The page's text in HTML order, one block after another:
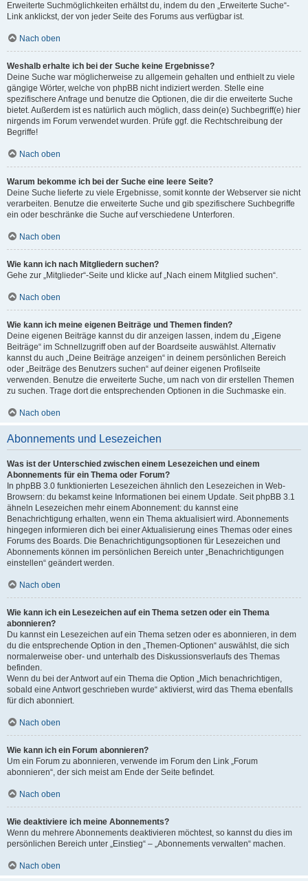
Erweiterte Suchmöglichkeiten erhältst du, indem du den „Erweiterte Suche“-
Link anklickst, der von jeder Seite des Forums aus verfügbar ist.
Nach oben
Weshalb erhalte ich bei der Suche keine Ergebnisse?
Deine Suche war möglicherweise zu allgemein gehalten und enthielt zu viele
gängige Wörter, welche von phpBB nicht indiziert werden. Stelle eine
spezifischere Anfrage und benutze die Optionen, die dir die erweiterte Suche
bietet. Außerdem ist es natürlich auch möglich, dass dein(e) Suchbegriff(e) hier
nirgends im Forum verwendet wurden. Prüfe ggf. die Rechtschreibung der
Begriffe!
Nach oben
Warum bekomme ich bei der Suche eine leere Seite?
Deine Suche lieferte zu viele Ergebnisse, somit konnte der Webserver sie nicht
verarbeiten. Benutze die erweiterte Suche und gib spezifischere Suchbegriffe
ein oder beschränke die Suche auf verschiedene Unterforen.
Nach oben
Wie kann ich nach Mitgliedern suchen?
Gehe zur „Mitglieder“-Seite und klicke auf „Nach einem Mitglied suchen“.
Nach oben
Wie kann ich meine eigenen Beiträge und Themen finden?
Deine eigenen Beiträge kannst du dir anzeigen lassen, indem du „Eigene
Beiträge“ im Schnellzugriff oben auf der Boardseite auswählst. Alternativ
kannst du auch „Deine Beiträge anzeigen“ in deinem persönlichen Bereich
oder „Beiträge des Benutzers suchen“ auf deiner eigenen Profilseite
verwenden. Benutze die erweiterte Suche, um nach von dir erstellen Themen
zu suchen. Trage dort die entsprechenden Optionen in die Suchmaske ein.
Nach oben
Abonnements und Lesezeichen
Was ist der Unterschied zwischen einem Lesezeichen und einem
Abonnements für ein Thema oder Forum?
In phpBB 3.0 funktionierten Lesezeichen ähnlich den Lesezeichen in Web-
Browsern: du bekamst keine Informationen bei einem Update. Seit phpBB 3.1
ähneln Lesezeichen mehr einem Abonnement: du kannst eine
Benachrichtigung erhalten, wenn ein Thema aktualisiert wird. Abonnements
hingegen informieren dich bei einer Aktualisierung eines Themas oder eines
Forums des Boards. Die Benachrichtigungsoptionen für Lesezeichen und
Abonnements können im persönlichen Bereich unter „Benachrichtigungen
einstellen“ geändert werden.
Nach oben
Wie kann ich ein Lesezeichen auf ein Thema setzen oder ein Thema
abonnieren?
Du kannst ein Lesezeichen auf ein Thema setzen oder es abonnieren, in dem
du die entsprechende Option in den „Themen-Optionen“ auswählst, die sich
normalerweise ober- und unterhalb des Diskussionsverlaufs des Themas
befinden.
Wenn du bei der Antwort auf ein Thema die Option „Mich benachrichtigen,
sobald eine Antwort geschrieben wurde“ aktivierst, wird das Thema ebenfalls
für dich abonniert.
Nach oben
Wie kann ich ein Forum abonnieren?
Um ein Forum zu abonnieren, verwende im Forum den Link „Forum
abonnieren“, der sich meist am Ende der Seite befindet.
Nach oben
Wie deaktiviere ich meine Abonnements?
Wenn du mehrere Abonnements deaktivieren möchtest, so kannst du dies im
persönlichen Bereich unter „Einstieg“ – „Abonnements verwalten“ machen.
Nach oben